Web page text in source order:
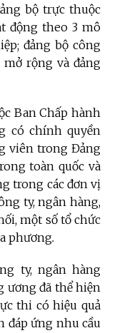
bộ trực thuộc
động theo 3 mô
đảng bộ công
rộng và đảng
Ban Chấp hành
có chính quyền
viên trong Đảng
toàn quốc và
trong các đơn vị
ty, ngân hàng,
một số tổ chức
phương.
ty, ngân hàng
ương đã thể hiện
thi có hiệu quả
đáp ứng nhu cầu